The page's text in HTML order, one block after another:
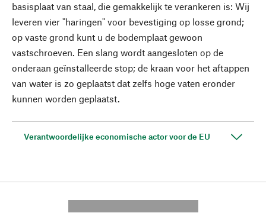
basisplaat van staal, die gemakkelijk te verankeren is: Wij
leveren vier "haringen" voor bevestiging op losse grond;
op vaste grond kunt u de bodemplaat gewoon
vastschroeven. Een slang wordt aangesloten op de
onderaan geïnstalleerde stop; de kraan voor het aftappen
van water is zo geplaatst dat zelfs hoge vaten eronder
kunnen worden geplaatst.
Verantwoordelijke economische actor voor de EU